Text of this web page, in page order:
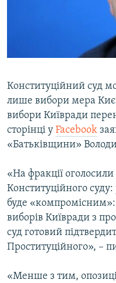
УКРАЇНСЬКА ПРОБЛЕМА
Усі сайти RFE/RL
Конституційний суд
лише вибори мера
вибори Київради
сторінці у Facebook
«Батьківщини»
«На фракції
Конституційного
буде
виборів Київради з
суд готовий
Проституційного», –
«Менше з тим,